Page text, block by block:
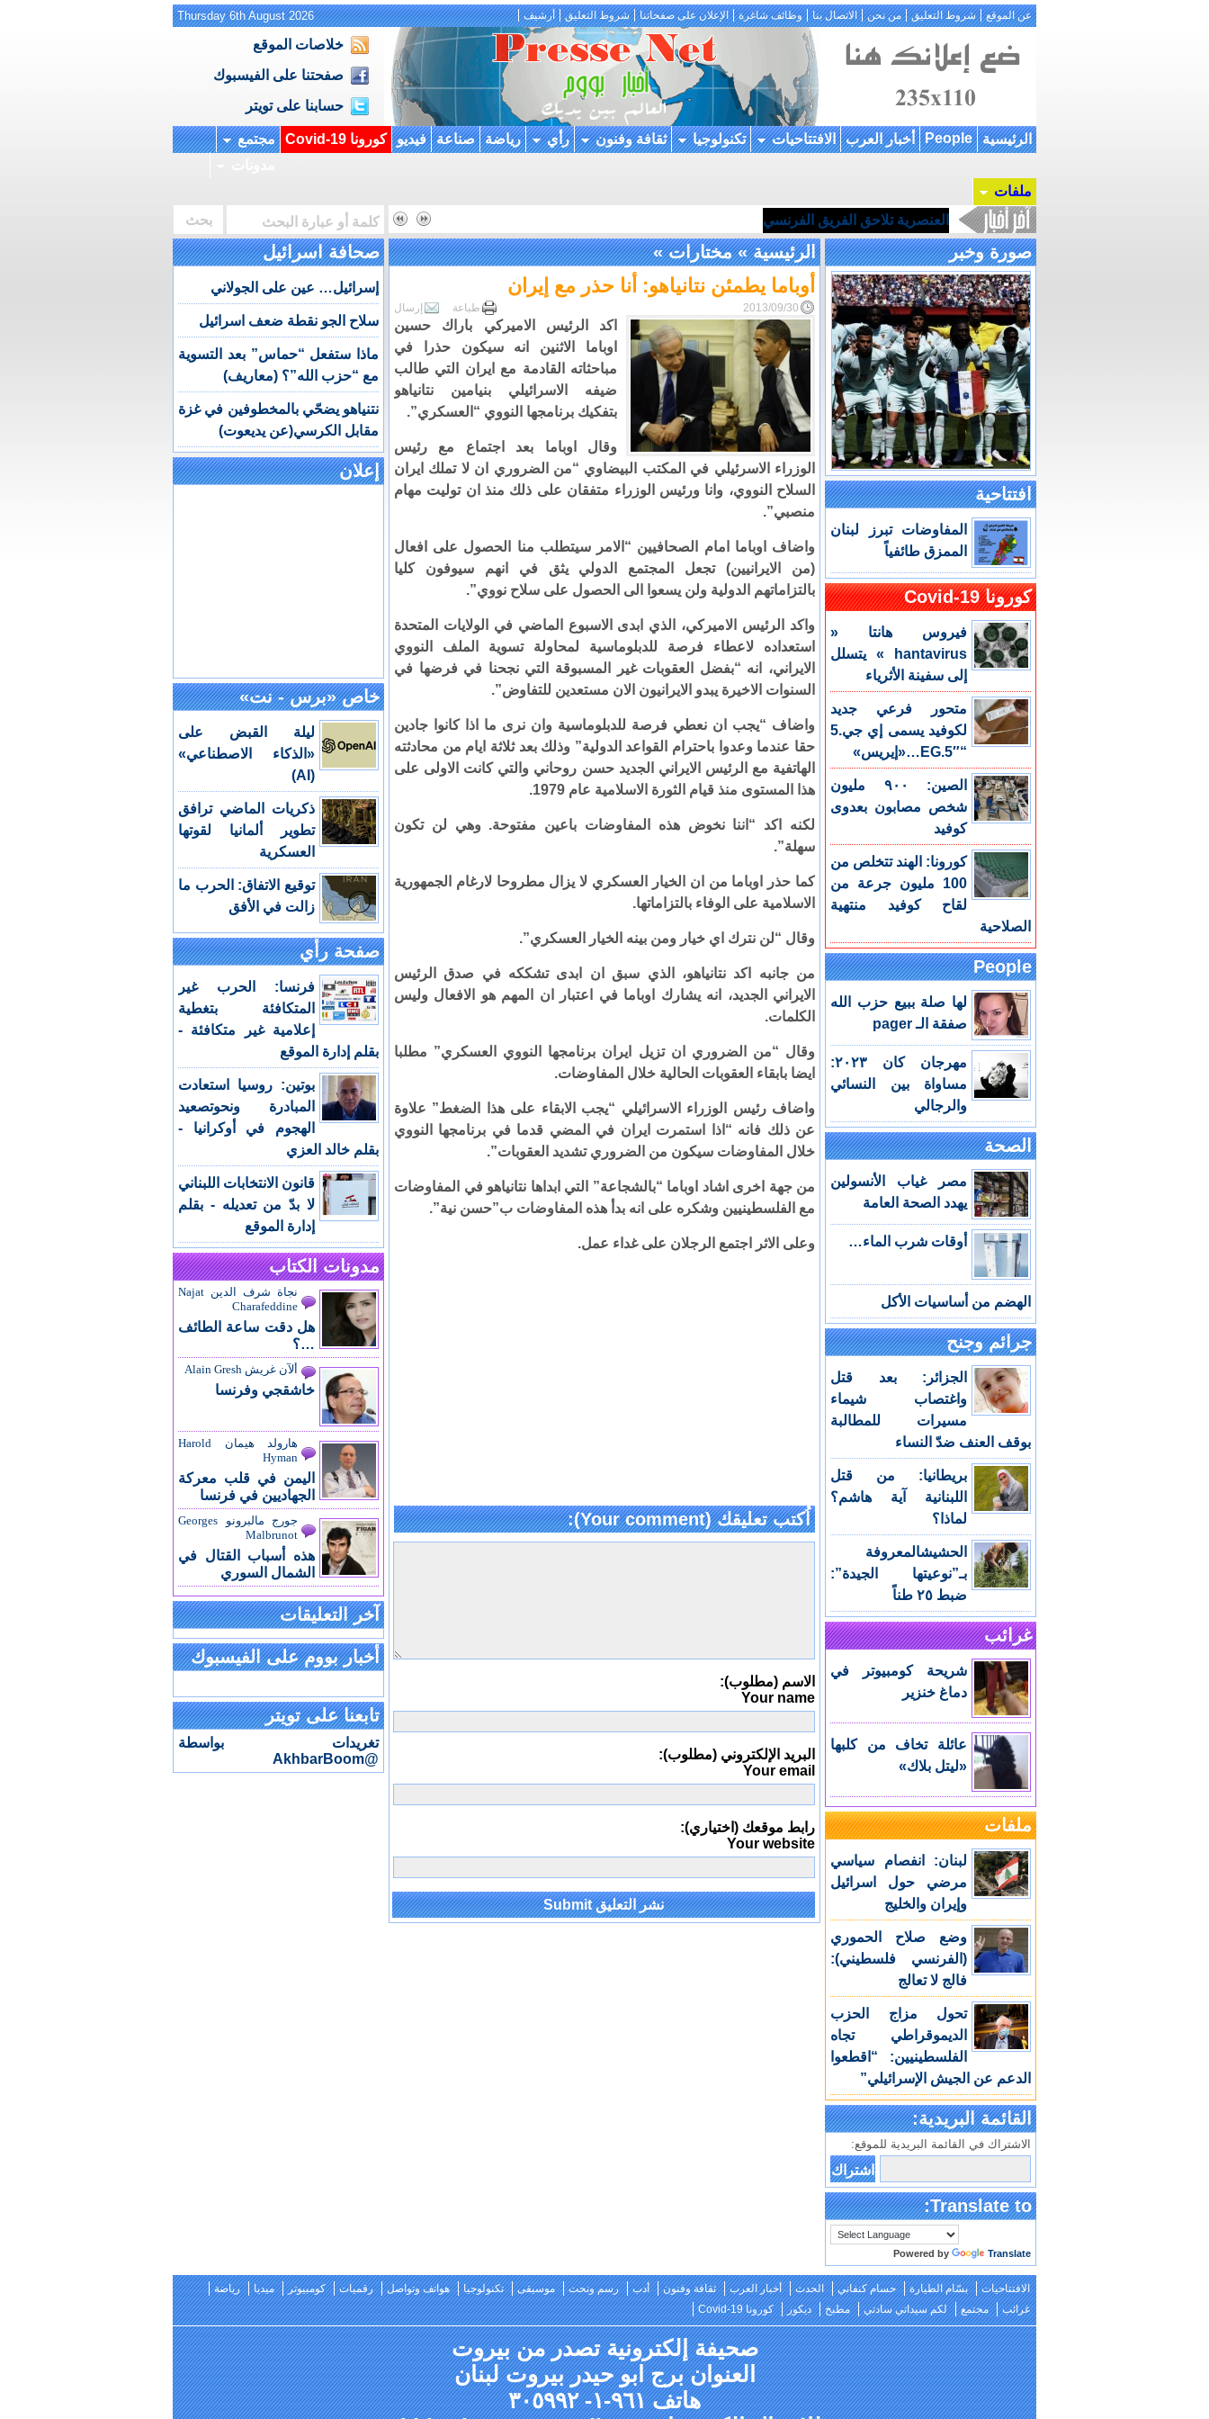
عن الموقع شروط التعليق من نحن الاتصال بنا وظائف شاغرة الإعلان على صفحاتنا شروط التعليق أرشيف Thursday 6th August 2026
خلاصات الموقع
صفحتنا على الفيسبوك
حسابنا على تويتر
الرئيسية People أخبار العرب الافتتاحيات تكنولوجيا ثقافة وفنون رأي رياضة صناعة فيديو كورونا Covid-19
مجتمع
ملفات
العنصرية تلاحق الفريق الفرنسي
صورة وخبر
افتتاحية
المفاوضات تبرز لبنان
الممزق طائفياً
كورونا Covid-19
فيروس هانتا «
hantavirus » يتسلل
إلى سفينة الأثرياء
متحور فرعي جديد
لكوفيد يسمى إي جي.5
“EG.5″…«إيريس»
الصين: ٩٠٠ مليون
شخص مصابون بعدوى
كوفيد
كورونا: الهند تتخلص من
100 مليون جرعة من
لقاح كوفيد منتهية
الصلاحية
People
لها صلة ببيع حزب الله
صفقة الـ pager
مهرجان كان ٢٠٢٣:
مساواة بين النسائي
والرجالي
الصحة
مصر غياب الأنسولين
يهدد الصحة العامة
أوقات شرب الماء…
الهضم من أساسيات الأكل
جرائم وجنح
الجزائر: بعد قتل
واغتصاب شيماء
مسيرات للمطالبة
بوقف العنف ضدّ النساء
بريطانيا: من قتل
اللبنانية آية هاشم؟
لماذا؟
الحشيشالمعروفة
بـ”نوعيتها الجيدة”:
ضبط ٢٥ طناً
غرائب
شريحة كومبيوتر في
دماغ خنزير
عائلة تخاف من كلبها
«ليتل بلاك»
ملفات
لبنان: انفصام سياسي
مرضي حول اسرائيل
وإيران والخليج
وضع صلاح الحموري
(الفرنسي فلسطيني):
فالج لا تعالج
تحول مزاج الحزب
الديموقراطي تجاه
الفلسطينيين: “اقطعوا
الدعم عن الجيش الإسرائيلي”
القائمة البريدية:
الاشتراك في القائمة البريدية للموقع:
Translate to:
Powered by Translate
الرئيسية»مختارات»
أوباما يطمئن نتانياهو: أنا حذر مع إيران
2013/09/30 إرسال طباعة
اكد الرئيس الاميركي باراك حسين
اوباما الاثنين انه سيكون حذرا في
مباحثاته القادمة مع ايران التي طالب
ضيفه الاسرائيلي بنيامين نتانياهو
بتفكيك برنامجها النووي “العسكري”.
وقال اوباما بعد اجتماع مع رئيس
الوزراء الاسرئيلي في المكتب البيضاوي “من الضروري ان لا تملك ايران
السلاح النووي، وانا ورئيس الوزراء متفقان على ذلك منذ ان توليت مهام
منصبي”.
واضاف اوباما امام الصحافيين “الامر سيتطلب منا الحصول على افعال
(من الايرانيين) تجعل المجتمع الدولي يثق في انهم سيوفون كليا
بالتزاماتهم الدولية ولن يسعوا الى الحصول على سلاح نووي”.
واكد الرئيس الاميركي، الذي ابدى الاسبوع الماضي في الولايات المتحدة
استعداده لاعطاء فرصة للدبلوماسية لمحاولة تسوية الملف النووي
الايراني، انه “بفضل العقوبات غير المسبوقة التي نجحنا في فرضها في
السنوات الاخيرة يبدو الايرانيون الان مستعدين للتفاوض”.
واضاف “يجب ان نعطي فرصة للدبلوماسية وان نرى ما اذا كانوا جادين
حقا عندما وعدوا باحترام القواعد الدولية” وذلك بعد ثلاثة ايام من محادثته
الهاتفية مع الرئيس الايراني الجديد حسن روحاني والتي كانت الاولى على
هذا المستوى منذ قيام الثورة الاسلامية عام 1979.
لكنه اكد “اننا نخوض هذه المفاوضات باعين مفتوحة. وهي لن تكون
سهلة”.
كما حذر اوباما من ان الخيار العسكري لا يزال مطروحا لارغام الجمهورية
الاسلامية على الوفاء بالتزاماتها.
وقال “لن نترك اي خيار ومن بينه الخيار العسكري”.
من جانبه اكد نتانياهو، الذي سبق ان ابدى تشككه في صدق الرئيس
الايراني الجديد، انه يشارك اوباما في اعتبار ان المهم هو الافعال وليس
الكلمات.
وقال “من الضروري ان تزيل ايران برنامجها النووي العسكري” مطلبا
ايضا بابقاء العقوبات الحالية خلال المفاوضات.
واضاف رئيس الوزراء الاسرائيلي “يجب الابقاء على هذا الضغط” علاوة
عن ذلك فانه “اذا استمرت ايران في المضي قدما في برنامجها النووي
خلال المفاوضات سيكون من الضروري تشديد العقوبات”.
من جهة اخرى اشاد اوباما “بالشجاعة” التي ابداها نتانياهو في المفاوضات
مع الفلسطينيين وشكره على انه بدأ هذه المفاوضات ب”حسن نية”.
وعلى الاثر اجتمع الرجلان على غداء عمل.
اُكتب تعليقك (Your comment):
الاسم (مطلوب):
Your name
البريد الإلكتروني (مطلوب):
Your email
رابط موقعك (اختياري):
Your website
Alternative:
صحافة اسرائيل
إسرائيل… عين على الجولاني
سلاح الجو نقطة ضعف اسرائيل
ماذا ستفعل “حماس” بعد التسوية
مع “حزب الله”؟ (معاريف)
نتنياهو يضحّي بالمخطوفين في غزة
مقابل الكرسي(عن يديعوت)
إعلان
خاص «برس - نت»
ليلة القبض على
«الذكاء الاصطناعي»
(AI)
ذكريات الماضي ترافق
تطوير ألمانيا لقوتها
العسكرية
توقيع الاتفاق: الحرب ما
زالت في الأفق
صفحة رأي
فرنسا: الحرب غير
المتكافئة بتغطية
إعلامية غير متكافئة -
بقلم إدارة الموقع
بوتين: روسيا استعادت
المبادرة ونحوتصعيد
الهجوم في أوكرانيا -
بقلم خالد العزي
قانون الانتخابات اللبناني
لا بدّ من تعديله - بقلم
إدارة الموقع
مدونات الكتاب
نجاة شرف الدين Najat
Charafeddine
هل دقت ساعة الطائف
…؟
ألآن غريش Alain Gresh
خاشقجي وفرنسا
هارولد هيمان Harold
Hyman
اليمن في قلب معركة
الجهاديين في فرنسا
جورج مالبرونو Georges
Malbrunot
هذه أسباب القتال في
الشمال السوري
آخر التعليقات
أخبار بووم على الفيسبوك
تابعنا على تويتر
تغريدات بواسطة
@AkhbarBoom
الافتتاحيات بسّام الطيارة حسام كنفاني الحدث أخبار العرب ثقافة وفنون أدب رسم ونحت موسيقى تكنولوجيا هواتف وتواصل رقميات كومبيوتر ميديا
رياضة
غرائب
مجتمع لكم سيداتي سادتي مطبخ ديكور كورونا Covid-19
صحيفة إلكترونية تصدر من بيروت
العنوان برج ابو حيدر بيروت لبنان
هاتف ٩٦١-١- ٣٠٥٩٩٢